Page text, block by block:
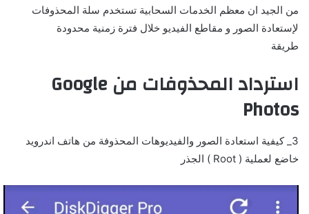
من الجيد ان معظم الخدمات السحابية تستخدم سلة المحذوفات
لإستعادة الصور و مقاطع الفيديو خلال فترة زمنية محدودة
طريقة
استرداد المحذوفات من Google
Photos
3_ كيفية استعادة الصور والفيديوهات المحذوفة من هاتف اندرويد
خاضع لعملية ( Root ) الجذر